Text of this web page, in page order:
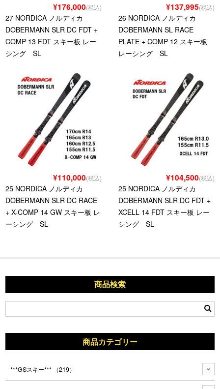
¥176,000(税込)
27 NORDICA ノルディカ
DOBERMANN SLR DC FDT +
COMP 13 FDT スキー板 レー
シング SL
¥137,995(税込)
26 NORDICA ノルディカ
DOBERMANN SL RACE
PLATE + COMP 12 スキー板
レーシング SL
¥110,000(税込)
25 NORDICA ノルディカ
DOBERMANN SLR DC RACE
+ X-COMP 14 GW スキー板 レ
ーシング SL
¥104,500(税込)
25 NORDICA ノルディカ
DOBERMANN SLR DC FDT +
XCELL 14 FDT スキー板 レー
シング SL
商品検索
商品カテゴリー
***GSスキー*** （219）